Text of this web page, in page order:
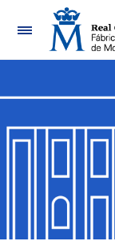
Mostrar/
Mostrar/
Mostrar/